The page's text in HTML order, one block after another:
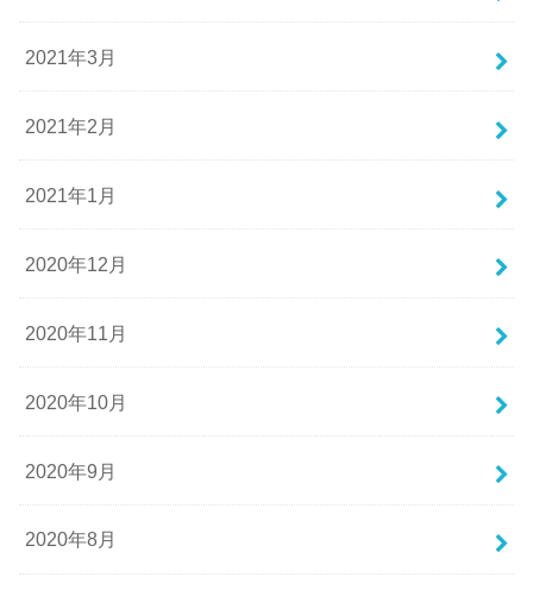
2021年3月
2021年2月
2021年1月
2020年12月
2020年11月
2020年10月
2020年9月
2020年8月